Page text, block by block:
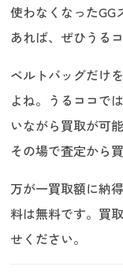
使わなくなった
あれば、ぜひうる
ベルトバッグだけ
よね。うるココで
いながら買取が可
その場で査定から
万が一買取額に納
料は無料です。買
せください。